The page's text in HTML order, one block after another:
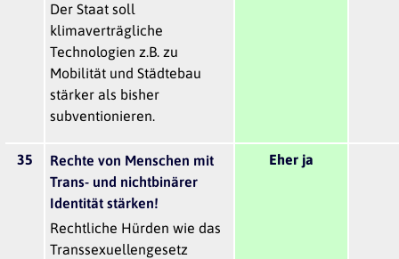
Der Staat soll
klimaverträgliche
Technologien z.B. zu
Mobilität und Städtebau
stärker als bisher
subventionieren.
35
Rechte von Menschen mit
Trans- und nichtbinärer
Identität stärken!
Rechtliche Hürden wie das
Transsexuellengesetz
Eher ja